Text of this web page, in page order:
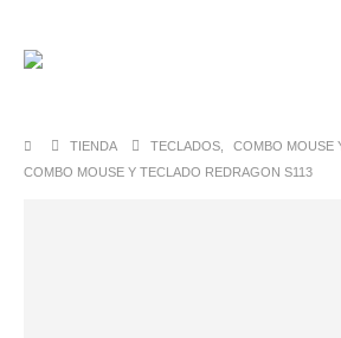
TIENDA TECLADOS
COMBO MOUSE
COMBO MOUSE Y TECLADO REDRAGON S113